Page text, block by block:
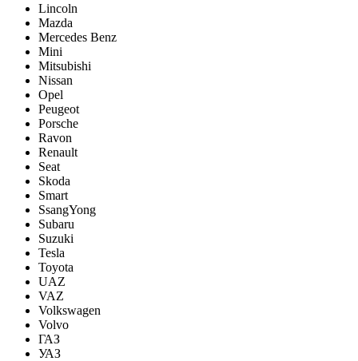
Lincoln
Mazda
Mercedes Benz
Mini
Mitsubishi
Nissan
Opel
Peugeot
Porsche
Ravon
Renault
Seat
Skoda
Smart
SsangYong
Subaru
Suzuki
Tesla
Toyota
UAZ
VAZ
Volkswagen
Volvo
ГАЗ
УАЗ